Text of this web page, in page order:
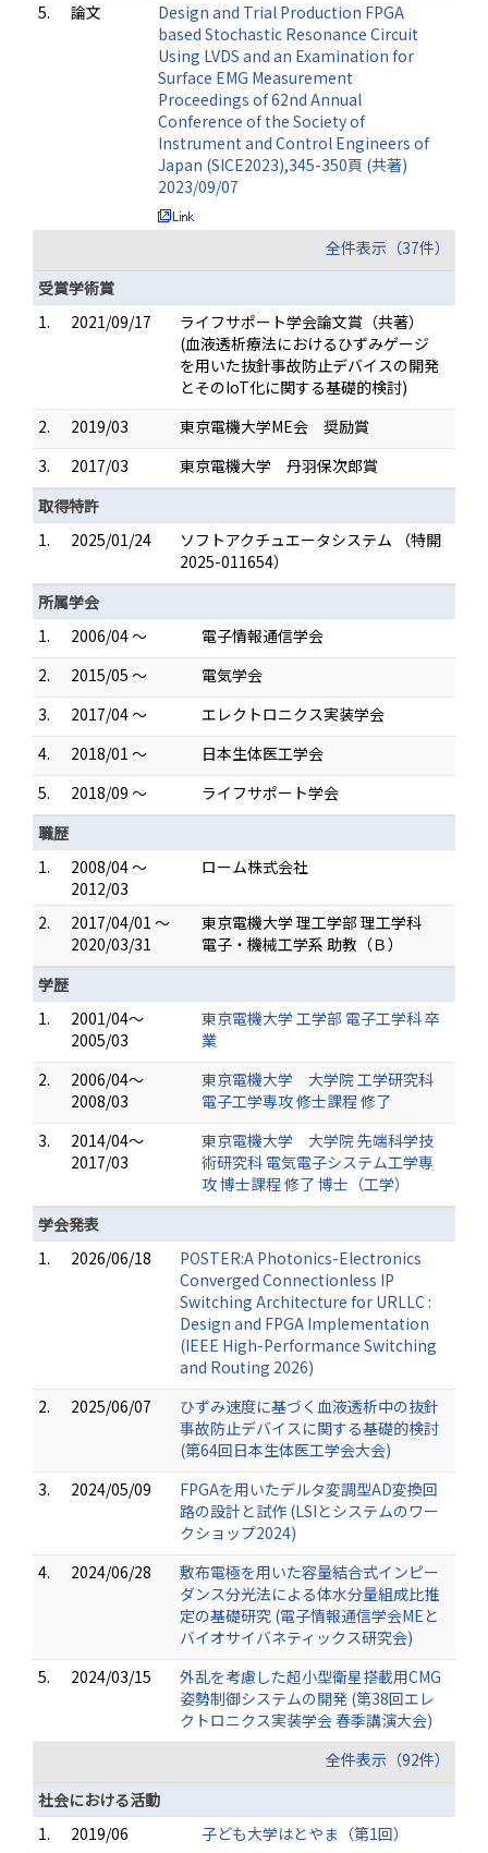
5. 論文
Design and Trial Production FPGA
based Stochastic Resonance Circuit
Using LVDS and an Examination for
Surface EMG Measurement
Proceedings of 62nd Annual
Conference of the Society of
Instrument and Control Engineers of
Japan (SICE2023),345-350頁 (共著)
2023/09/07
全件表示（37件）
受賞学術賞
1.
2021/09/17
ライフサポート学会論文賞（共著）
(血液透析療法におけるひずみゲージ
を用いた抜針事故防止デバイスの開発
とそのIoT化に関する基礎的検討)
2.
2019/03
東京電機大学ME会 奨励賞
3.
2017/03
東京電機大学 丹羽保次郎賞
取得特許
1.
2025/01/24
ソフトアクチュエータシステム （特開
2025-011654）
所属学会
1.
2006/04 ～
電子情報通信学会
2.
2015/05 ～
電気学会
3.
2017/04 ～
エレクトロニクス実装学会
4.
2018/01 ～
日本生体医工学会
5.
2018/09 ～
ライフサポート学会
職歴
1.
2008/04 ～
2012/03
ローム株式会社
2.
2017/04/01 ～
2020/03/31
東京電機大学 理工学部 理工学科
電子・機械工学系 助教（Ｂ）
学歴
1.
2001/04～
2005/03
東京電機大学 工学部 電子工学科 卒
業
2.
2006/04～
2008/03
東京電機大学 大学院 工学研究科
電子工学専攻 修士課程 修了
3.
2014/04～
2017/03
東京電機大学 大学院 先端科学技
術研究科 電気電子システム工学専
攻 博士課程 修了 博士（工学）
学会発表
1.
2026/06/18
POSTER:A Photonics-Electronics
Converged Connectionless IP
Switching Architecture for URLLC :
Design and FPGA Implementation
(IEEE High-Performance Switching
and Routing 2026)
2.
2025/06/07
ひずみ速度に基づく血液透析中の抜針
事故防止デバイスに関する基礎的検討
(第64回日本生体医工学会大会)
3.
2024/05/09
FPGAを用いたデルタ変調型AD変換回
路の設計と試作 (LSIとシステムのワー
クショップ2024)
4.
2024/06/28
敷布電極を用いた容量結合式インピー
ダンス分光法による体水分量組成比推
定の基礎研究 (電子情報通信学会MEと
バイオサイバネティックス研究会)
5.
2024/03/15
外乱を考慮した超小型衛星搭載用CMG
姿勢制御システムの開発 (第38回エレ
クトロニクス実装学会 春季講演大会)
全件表示（92件）
社会における活動
1.
2019/06
子ども大学はとやま（第1回）